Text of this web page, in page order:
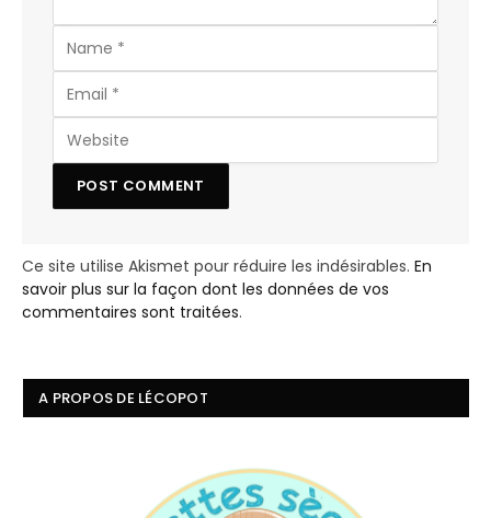
Ce site utilise Akismet pour réduire les indésirables. En
savoir plus sur la façon dont les données de vos
commentaires sont traitées.
A PROPOS DE LÉCOPOT